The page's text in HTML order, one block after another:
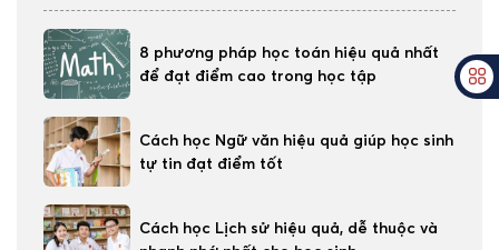
8 phương pháp học toán hiệu quả nhất
để đạt điểm cao trong học tập
Cách học Ngữ văn hiệu quả giúp học sinh
tự tin đạt điểm tốt
Cách học Lịch sử hiệu quả, dễ thuộc và